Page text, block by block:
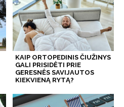
KAIP ORTOPEDINIS ČIUŽINYS
GALI PRISIDĖTI PRIE
GERESNĖS SAVIJAUTOS
KIEKVIENĄ RYTĄ?